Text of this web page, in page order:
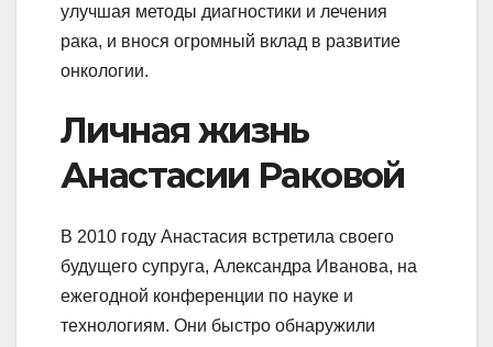
улучшая методы диагностики и лечения
рака, и внося огромный вклад в развитие
онкологии.
Личная жизнь
Анастасии Раковой
В 2010 году Анастасия встретила своего
будущего супруга, Александра Иванова, на
ежегодной конференции по науке и
технологиям. Они быстро обнаружили